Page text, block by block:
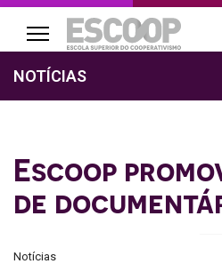
NOTÍCIAS
Escoop
de
Notícias